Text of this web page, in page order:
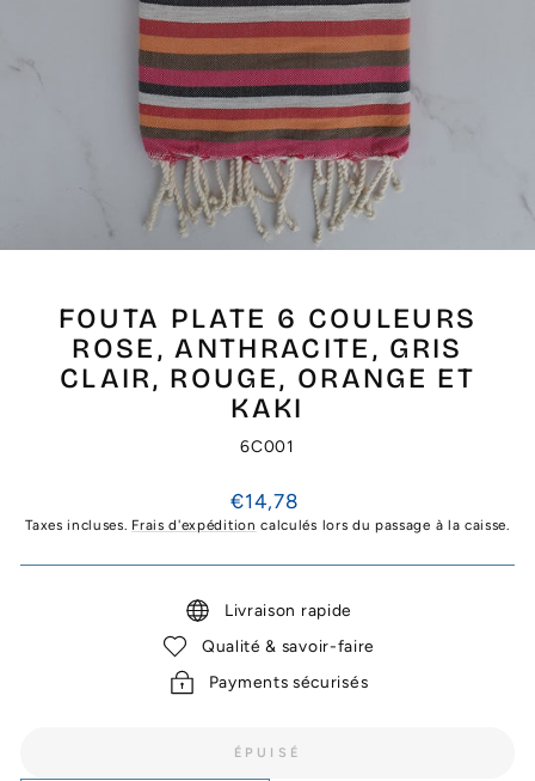
FOUTA PLATE 6 COULEURS
ROSE, ANTHRACITE, GRIS
CLAIR, ROUGE, ORANGE ET
KAKI
6C001
Prix
régulier
€14,78
Taxes incluses. Frais d'expédition calculés lors du passage à la caisse.
Livraison rapide
Qualité & savoir-faire
Payments sécurisés
ÉPUISÉ